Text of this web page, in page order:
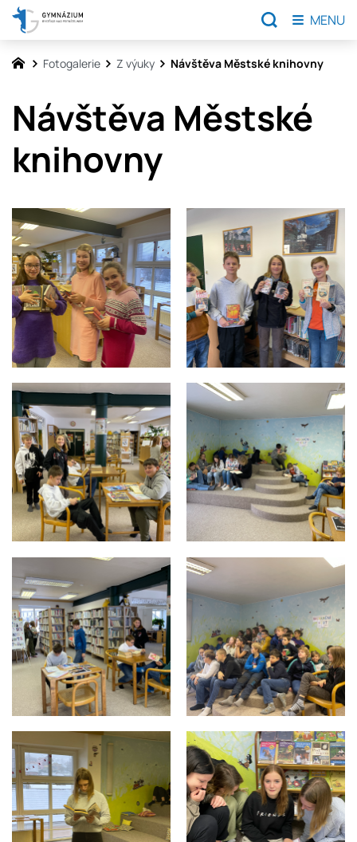
Fotogalerie Z výuky Návštěva Městské knihovny
Návštěva Městské
knihovny
MENU